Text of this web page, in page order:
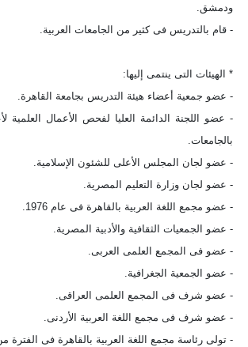
ودمشق.
- قام بالتدريس فى كثير من الجامعات العربية.
* الهيئات التى ينتمى إليها:
- عضو جمعية أعضاء هيئة التدريس بجامعة القاهرة.
- عضو اللجنة الدائمة العليا لفحص الأعمال العلمية
بالجامعات.
- عضو لجان المجلس الأعلى للشئون الإسلامية.
- عضو لجان وزارة التعليم المصرية.
- عضو مجمع اللغة العربية بالقاهرة فى عام 1976.
- عضو الجمعيات الثقافية والأدبية المصرية.
- عضو فى المجمع العلمى العربى.
- عضو الجمعية الجغرافية.
- عضو شرف فى المجمع العلمى العراقى.
- عضو شرف فى مجمع اللغة العربية الأردنى.
- تولى رئاسة مجمع اللغة العربية بالقاهرة فى الفترة من ( 1996-